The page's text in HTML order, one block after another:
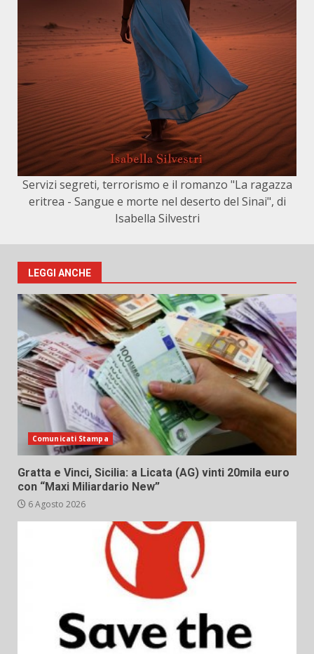
Servizi segreti, terrorismo e il romanzo "La ragazza
eritrea - Sangue e morte nel deserto del Sinai", di
Isabella Silvestri
LEGGI ANCHE
Comunicati Stampa
Gratta e Vinci, Sicilia: a Licata (AG) vinti 20mila euro
con “Maxi Miliardario New”
6 Agosto 2026